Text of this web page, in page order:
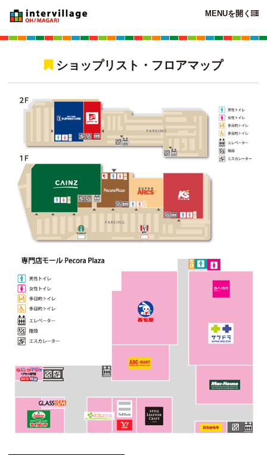
MENUを開く 
 ショップリスト・フロアマップ